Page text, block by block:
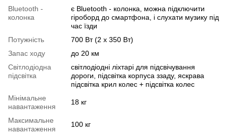
Bluetooth -
колонка
є Bluetooth - колонка, можна підключити
гіроборд до смартфона, і слухати музику під
час їзди
Потужність
700 Вт (2 х 350 Вт)
Запас ходу
до 20 км
Світлодіодна
підсвітка
світлодіодні ліхтарі для підсвічування
дороги, підсвітка корпуса ззаду, яскрава
підсвітка крил колес + підсвітка колес
Мінімальне
навантаження
18 кг
Максимальне
навантаження
100 кг